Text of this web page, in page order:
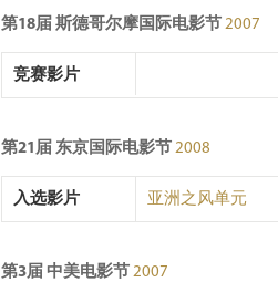
第18届 斯德哥尔摩国际电影节 2007
竞赛影片
第21届 东京国际电影节 2008
入选影片 亚洲之风单元
第3届 中美电影节 2007